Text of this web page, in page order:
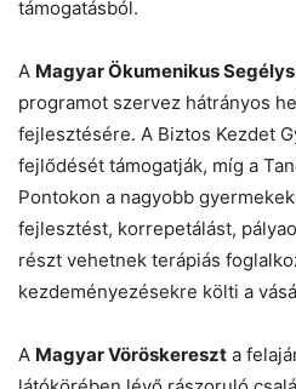
támogatásból.
A Magyar Ökumenikus
programot szervez hátrányos
fejlesztésére. A Biztos Kezdet
fejlődését támogatják, míg a
Pontokon a nagyobb
fejlesztést, korrepetálást,
részt vehetnek terápiás
kezdeményezésekre költi a
A Magyar Vöröskereszt a